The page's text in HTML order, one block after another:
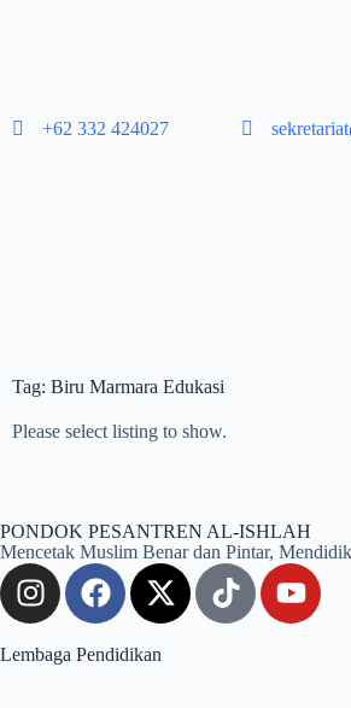
+62 332 424027​
Tag: Biru Marmara Edukasi
Please select listing to show.
PONDOK PESANTREN AL-ISHLAH
Mencetak Muslim Benar dan Pintar,
Lembaga Pendidikan